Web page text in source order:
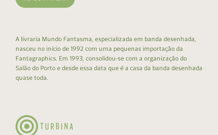
A livraria Mundo Fantasma, especializada em banda desenhada,
nasceu no início de 1992 com uma pequenas importação da
Fantagraphics. Em 1993, consolidou-se com a organização do
Salão do Porto e desde essa data que é a casa da banda desenhada
quase toda.